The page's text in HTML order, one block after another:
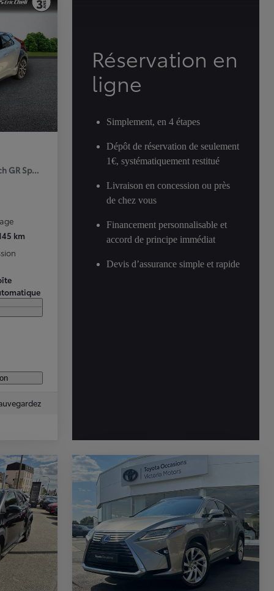
GR Sport Premiere MY25
km
Réservation en
ligne
Simplement, en 4 étapes
Dépôt de réservation de seulement
1€, systématiquement restitué
Livraison en concession ou près
de chez vous
Financement personnalisable et
accord de principe immédiat
Devis d’assurance simple et rapide